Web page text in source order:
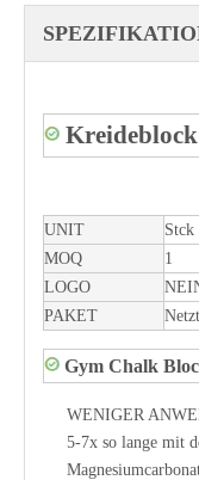
UNIT
Stck
MOQ
1
LOGO
PAKET
Gym Chalk
WENIGER
5-7x so lange mit